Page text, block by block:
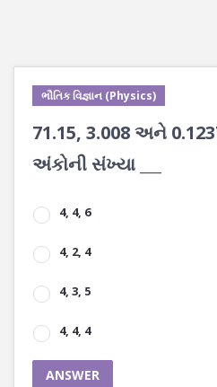
ભૌતિક વિજ્ઞાન (Physics)
71.15, 3.008 અને
અંકોની સંખ્યા ___
4, 4, 6
4, 2, 4
4, 3, 5
4, 4, 4
ANSWER